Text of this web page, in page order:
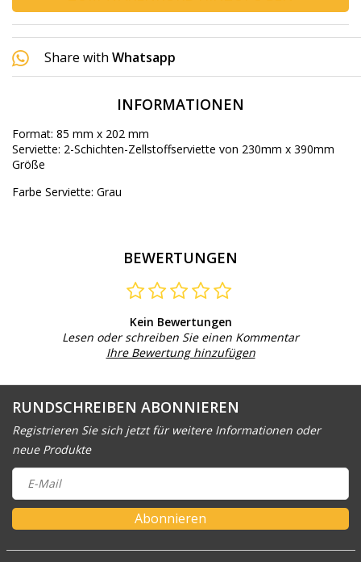
Share with Whatsapp
INFORMATIONEN
Format: 85 mm x 202 mm
Serviette: 2-Schichten-Zellstoffserviette von 230mm x 390mm
Größe
Farbe Serviette: Grau
BEWERTUNGEN
Kein Bewertungen
Lesen oder schreiben Sie einen Kommentar
Ihre Bewertung hinzufügen
RUNDSCHREIBEN ABONNIEREN
Registrieren Sie sich jetzt für weitere Informationen oder
neue Produkte
Abonnieren